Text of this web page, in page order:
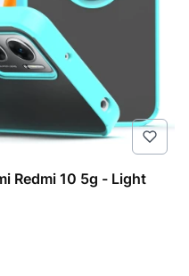
Redmi 10 5g - Light